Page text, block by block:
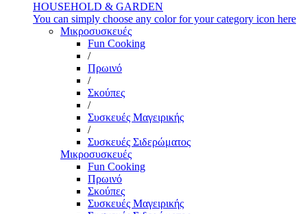
HOUSEHOLD & GARDEN
You can simply choose any color for your category icon here
Μικροσυσκευές
Fun Cooking
/
Πρωινό
/
Σκούπες
/
Συσκευές Μαγειρικής
/
Συσκευές Σιδερώματος
Μικροσυσκευές
Fun Cooking
Πρωινό
Σκούπες
Συσκευές Μαγειρικής